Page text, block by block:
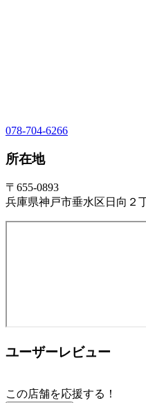
078-704-6266
所在地
〒655-0893
兵庫県神戸市垂水区日向２
ユーザーレビュー
この店舗を応援する！